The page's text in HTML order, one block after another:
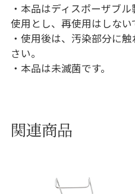
・本品はディスポーザブ
使用とし、再使用はしない
・使用後は、汚染部分に
さい。
・本品は未滅菌です。
関連商品